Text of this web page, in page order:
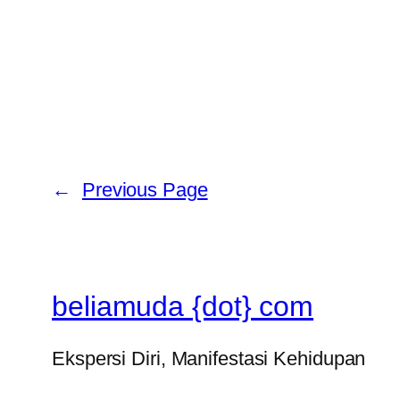
← Previous Page
beliamuda {dot} com
Ekspersi Diri, Manifestasi Kehidupan